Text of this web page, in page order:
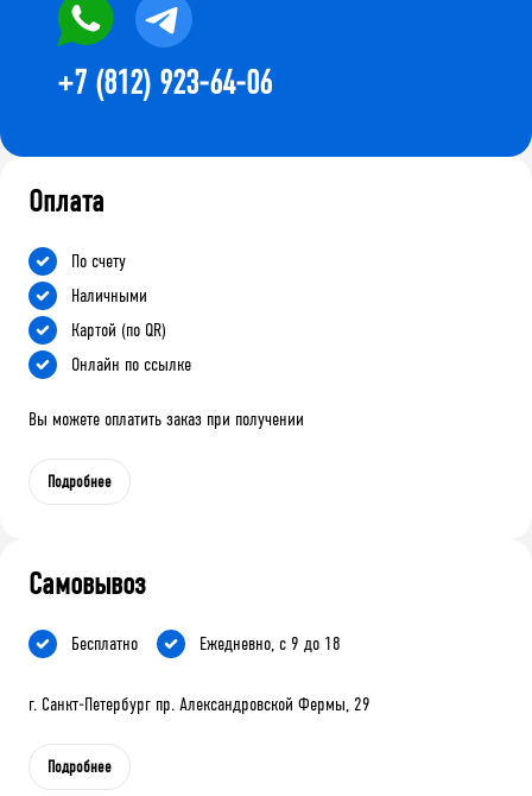
+7 (812) 923-64-06
Оплата
По счету
Наличными
Картой (по QR)
Онлайн по ссылке
Вы можете оплатить заказ при получении
Подробнее
Самовывоз
Бесплатно Ежедневно, с 9 до 18
г. Санкт-Петербург пр. Александровской Фермы, 29
Подробнее